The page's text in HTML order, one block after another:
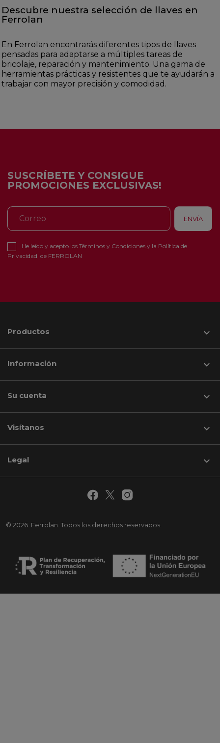
Descubre nuestra selección de llaves en
Ferrolan
En Ferrolan encontrarás diferentes tipos de llaves
pensadas para adaptarse a múltiples tareas de
bricolaje, reparación y mantenimiento. Una gama de
herramientas prácticas y resistentes que te ayudarán a
trabajar con mayor precisión y comodidad.
SUSCRÍBETE Y CONSIGUE
PROMOCIONES EXCLUSIVAS!
He leído y acepto los Términos y Condiciones y la Política de
Privacidad de FERROLAN
Productos 
Información 
Su cuenta 
Visítanos keyboard_arrow_down
© 2026. Ferrolan. Todos los derechos reservados.
Legal 